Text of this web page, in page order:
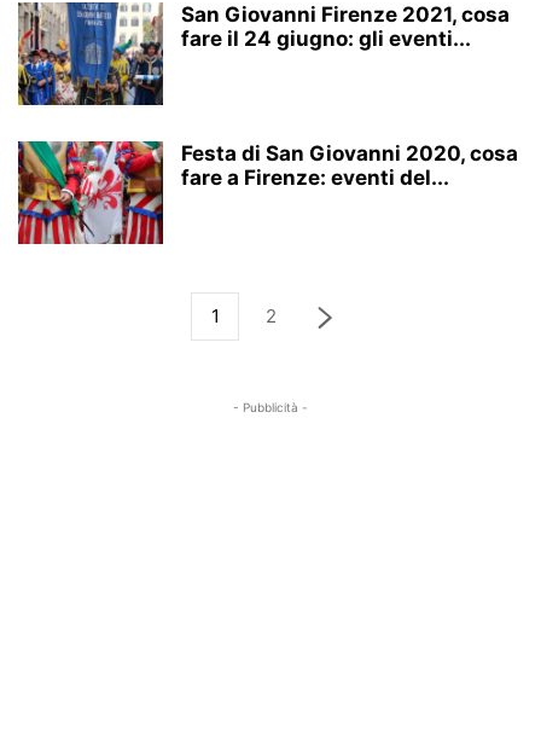
San Giovanni Firenze 2021, cosa
fare il 24 giugno: gli eventi...
Festa di San Giovanni 2020, cosa
fare a Firenze: eventi del...
1 2
- Pubblicità -